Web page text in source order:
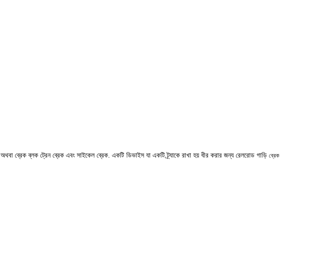
, অথবা ব্রেক ব্লক ট্রেনব্রেক এবং সাইকেল ব্রেক . একটি ডিভাইস যা একটি ট্র্যাকে রাখা হয় ধীর করার জন্য রেলরোড গাড়ি ব্রেক